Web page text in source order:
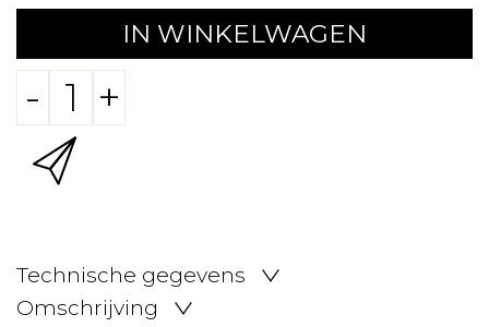
IN WINKELWAGEN
- +
Technische gegevens
Omschrijving